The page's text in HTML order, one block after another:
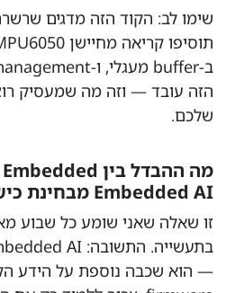
שלכם.
Embedded AI מבחינת כישורים?
זו שאלה שאני שומע כל שבוע
— הוא שכבה נוספת על הידע